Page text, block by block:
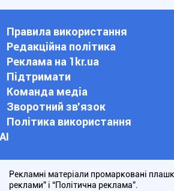
Правила використання
Редакційна політика
Реклама на 1kr.ua
Підтримати
Команда медіа
Зворотний зв'язок
Політика використання
АІ
Рекламні матеріали промарковані
реклами” і “Політична реклама”.